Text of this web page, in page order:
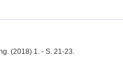
(2018) 1. - S. 21-23.